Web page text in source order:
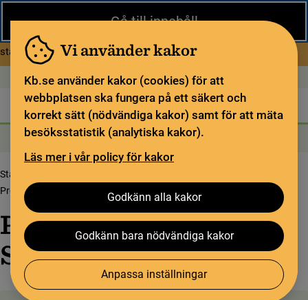
Gå till innehåll
Under sommaren har KB begränsad service och särskilda
öppettider. Vissa veckor är en del funktioner och samlingar
stängda.Läs mer om Begränsad service i sommar
Vi använder kakor
Kb.se använder kakor (cookies) för att
webbplatsen ska fungera på ett säkert och
korrekt sätt (nödvändiga kakor) samt för att mäta
besöksstatistik (analytiska kakor).
Läs mer i vår policy för kakor
Godkänn alla kakor
Godkänn bara nödvändiga kakor
Anpassa inställningar
Öppet idag: 9–17In English
Biblioteket För bibliotekssektorn Pliktleverans och ISBN
Sök Sök
Söktjänster
Startsida
Prenumerera på Samlingsbloggen
Prenumerera på
Samlingsbloggen